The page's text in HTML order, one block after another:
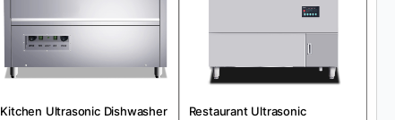
Kitchen Ultrasonic Dishwasher
Restaurant Ultrasonic